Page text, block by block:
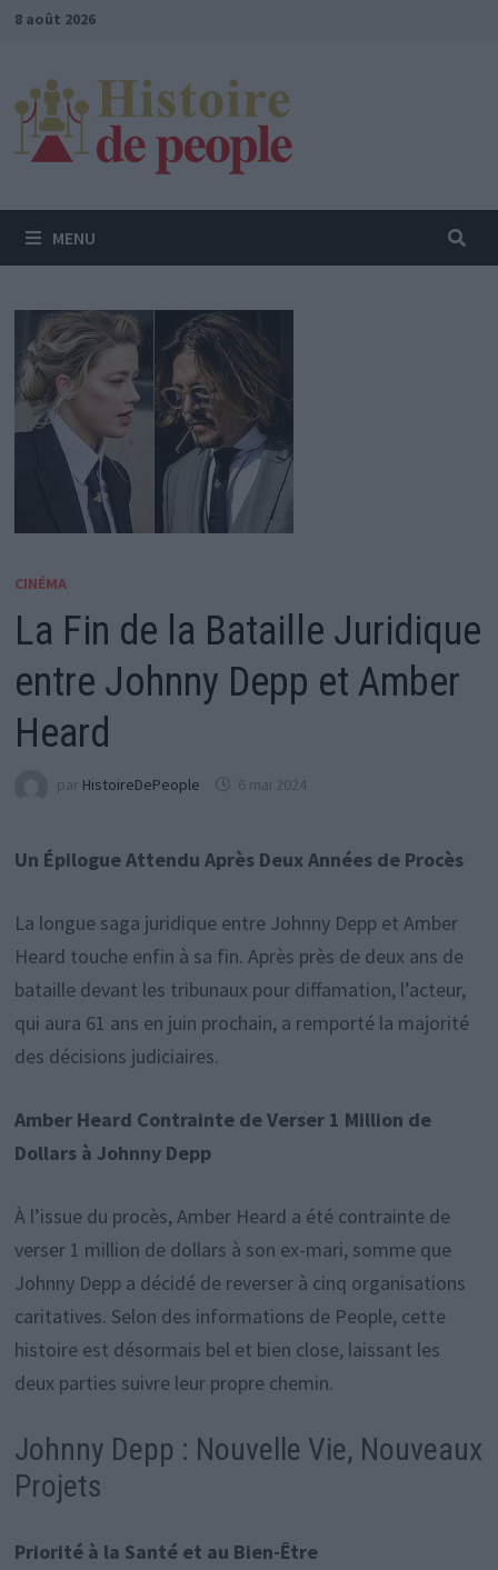
Passer
contenu
8 août 2026
MENU
CINÉMA
La Fin de la Bataille Juridique
entre Johnny Depp et Amber
Heard
par HistoireDePeople 6 mai 2024
Un Épilogue Attendu Après Deux Années de Procès
La longue saga juridique entre Johnny Depp et Amber
Heard touche enfin à sa fin. Après près de deux ans de
bataille devant les tribunaux pour diffamation, l’acteur,
qui aura 61 ans en juin prochain, a remporté la majorité
des décisions judiciaires.
Amber Heard Contrainte de Verser 1 Million de
Dollars à Johnny Depp
À l’issue du procès, Amber Heard a été contrainte de
verser 1 million de dollars à son ex-mari, somme que
Johnny Depp a décidé de reverser à cinq organisations
caritatives. Selon des informations de People, cette
histoire est désormais bel et bien close, laissant les
deux parties suivre leur propre chemin.
Johnny Depp : Nouvelle Vie, Nouveaux
Projets
Priorité à la Santé et au Bien-Être